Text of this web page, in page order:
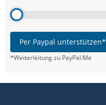
Per Paypal unterstützen*
*Weiterleitung zu PayPal.Me